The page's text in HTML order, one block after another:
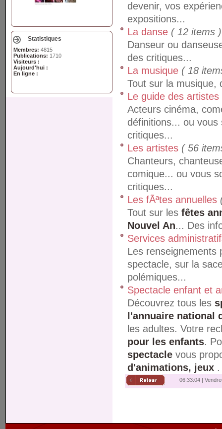
Statistiques
Membres: 4815
Publications: 1710
Visiteurs :
Aujourd'hui :
En ligne :
devenir, vos
expositions...
La danse ( 12 items )
Danseur ou
des critiques...
La musique ( 18
Tout sur la musique,
Le guide des
Acteurs cinéma,
définitions... ou vous
critiques...
Les artistes ( 56
Chanteurs,
comique... ou vous
critiques...
Les fÃªtes annuelles
Tout sur les fêtes
Nouvel An... Des
Services
Les renseignements
spectacle, sur la
polémiques...
Spectacle enfant et
Découvrez tous les
l'annuaire national
les adultes. Votre
pour les enfants.
spectacle vous
d'animations, jeux .
06:33:05 |